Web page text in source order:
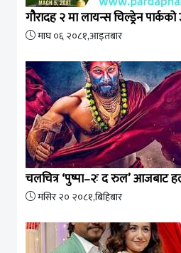
गौरादह २ मा लायन्स चिल्ड्रेन
माघ ०६ २०८१,आइतबार
चलचित्र ‘पुष्पा–२ः द रुल’ आजबाट
मंसिर २० २०८१,बिहिबार